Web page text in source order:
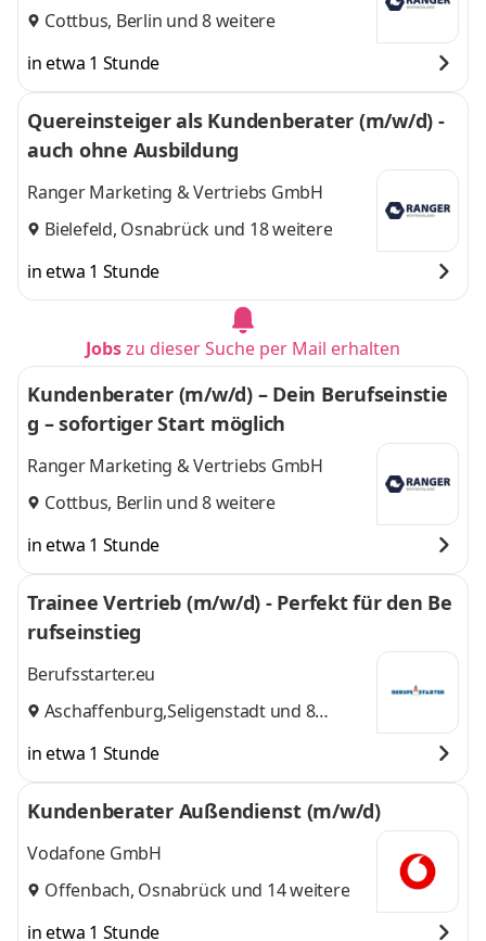
Cottbus, Berlin und 8 weitere
in etwa 1 Stunde
Quereinsteiger als Kundenberater (m/w/d) -
auch ohne Ausbildung
Ranger Marketing & Vertriebs GmbH
Bielefeld, Osnabrück und 18 weitere
in etwa 1 Stunde
Jobszu dieser Suche per Mail erhalten
Kundenberater (m/w/d) – Dein Berufseinstie
g – sofortiger Start möglich
Ranger Marketing & Vertriebs GmbH
Cottbus, Berlin und 8 weitere
in etwa 1 Stunde
Trainee Vertrieb (m/w/d) - Perfekt für den Be
rufseinstieg
Berufsstarter.eu
Aschaffenburg,Seligenstadtund 8
in etwa 1 Stunde
Kundenberater Außendienst (m/w/d)
Vodafone GmbH
Offenbach, Osnabrück und 14 weitere
in etwa 1 Stunde